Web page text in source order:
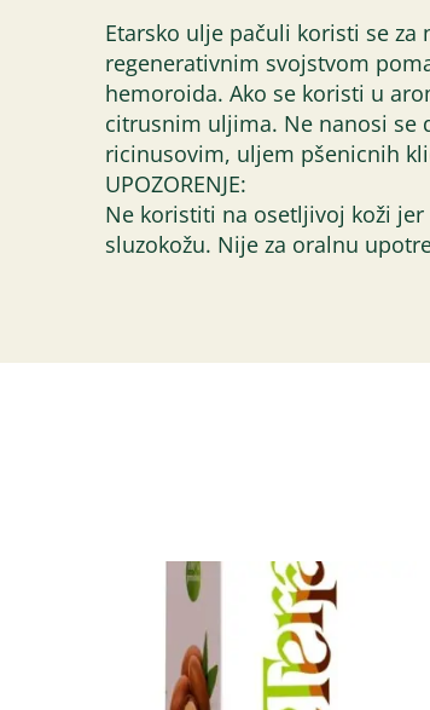
Etarsko ulje pačuli koristi se
regenerativnim svojstvom
hemoroida. Ako se koristi u
citrusnim uljima. Ne nanosi se
ricinusovim, uljem pšenicnih
UPOZORENJE:
Ne koristiti na osetljivoj koži
sluzokožu. Nije za oralnu